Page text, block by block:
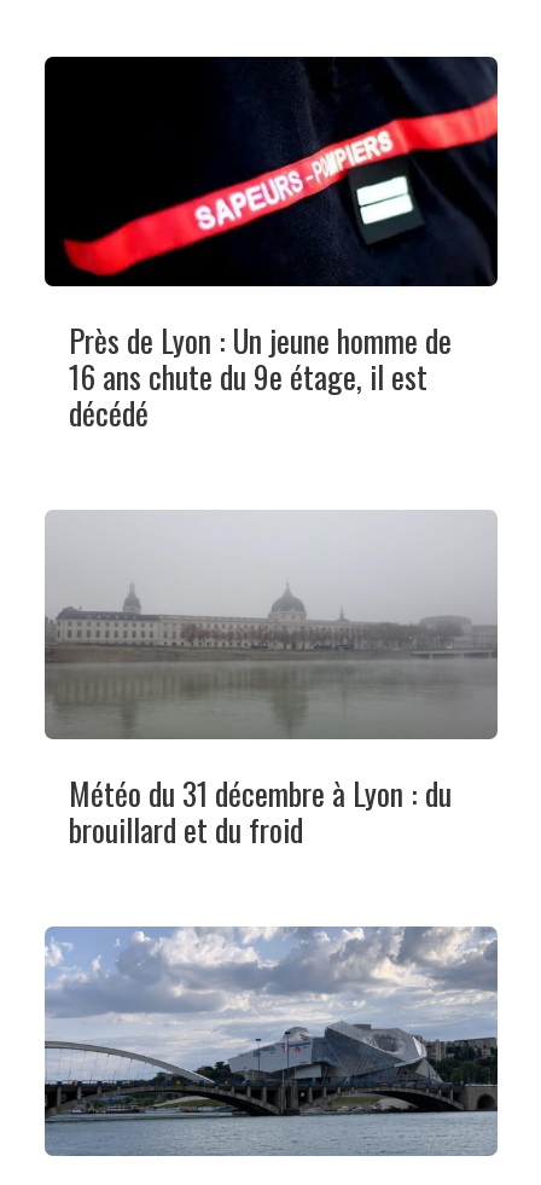
Près de Lyon : Un jeune homme de
16 ans chute du 9e étage, il est
décédé
Météo du 31 décembre à Lyon : du
brouillard et du froid